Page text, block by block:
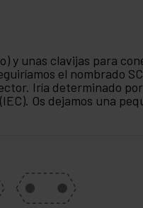
y unas clavijas para
el nombrado
Iría determinado
Os dejamos una